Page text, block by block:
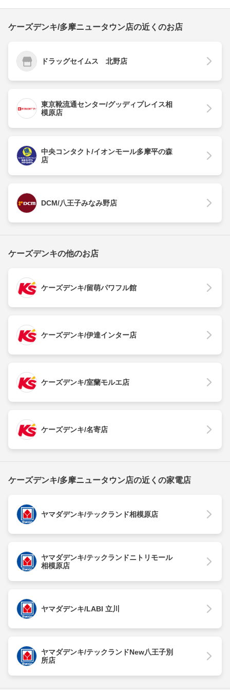
ケーズデンキ/多摩ニュータウン店の近くのお店
ドラッグセイムス 北野店
東京靴流通センター/グッディプレイス相
模原店
中央コンタクト/イオンモール多摩平の森
店
DCM/八王子みなみ野店
ケーズデンキの他のお店
ケーズデンキ/留萌パワフル館
ケーズデンキ/伊達インター店
ケーズデンキ/室蘭モルエ店
ケーズデンキ/名寄店
ケーズデンキ/多摩ニュータウン店の近くの家電店
ヤマダデンキ/テックランド相模原店
ヤマダデンキ/テックランドニトリモール
相模原店
ヤマダデンキ/LABI 立川
ヤマダデンキ/テックランドNew八王子別
所店